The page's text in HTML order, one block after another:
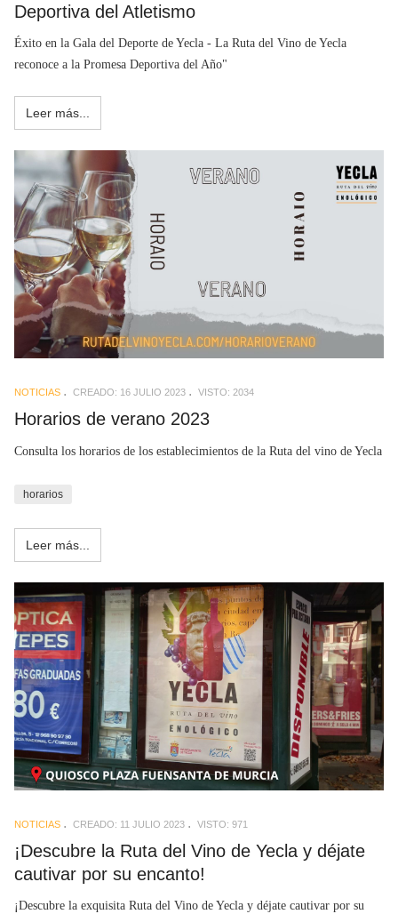
Deportiva del Atletismo
Éxito en la Gala del Deporte de Yecla - La Ruta del Vino de Yecla
reconoce a la Promesa Deportiva del Año"
Leer más...
NOTICIAS CREADO: 16 JULIO 2023 VISTO: 2034
Horarios de verano 2023
Consulta los horarios de los establecimientos de la Ruta del vino de Yecla
horarios
Leer más...
NOTICIAS CREADO: 11 JULIO 2023 VISTO: 971
¡Descubre la Ruta del Vino de Yecla y déjate
cautivar por su encanto!
¡Descubre la exquisita Ruta del Vino de Yecla y déjate cautivar por su